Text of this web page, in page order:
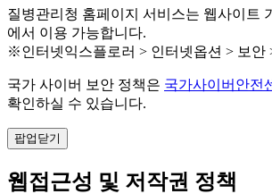
질병관리청 홈페이지 서비스는 웹사이트
에서 이용 가능합니다.
※인터넷익스플로러 > 인터넷옵션 > 보안
국가 사이버 보안 정책은 국가사이버안전
확인하실 수 있습니다.
팝업닫기
웹접근성 및 저작권 정책